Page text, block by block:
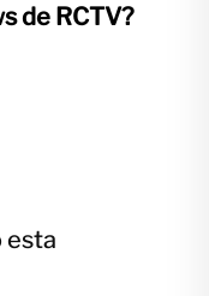
de RCTV?
esta